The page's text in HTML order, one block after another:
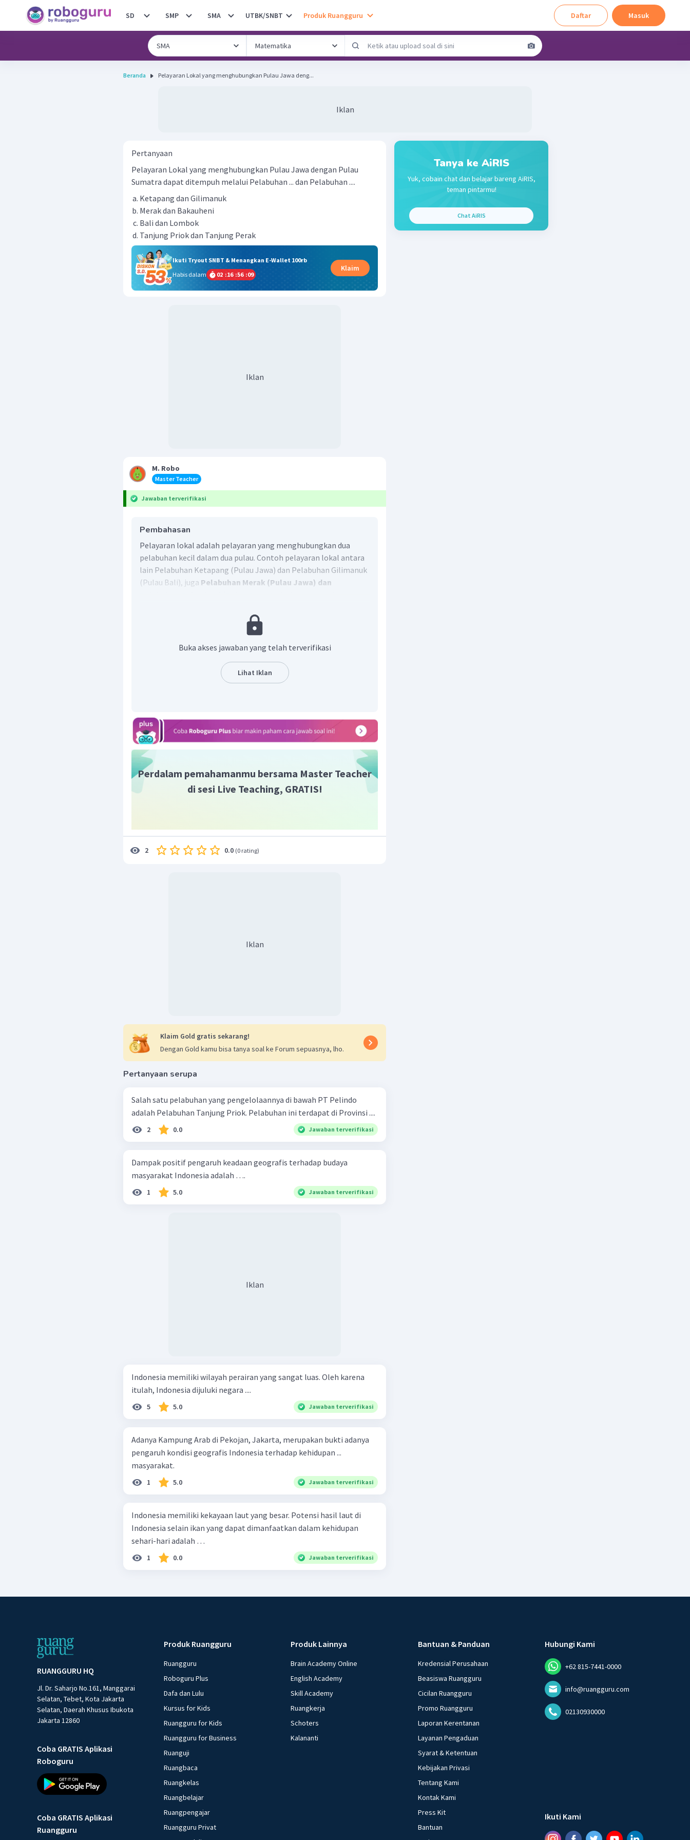
SD SMP SMA UTBK/SNBT Produk Ruangguru Daftar Masuk
Beranda Pelayaran Lokal yang menghubungkan Pulau Jawa deng...
Iklan
Pertanyaan
Pelayaran Lokal yang menghubungkan Pulau Jawa dengan Pulau
Sumatra dapat ditempuh melalui Pelabuhan ... dan Pelabuhan ....
Ketapang dan Gilimanuk
Merak dan Bakauheni
Bali dan Lombok
Tanjung Priok dan Tanjung Perak
Ikuti Tryout SNBT & Menangkan E-Wallet 100rb
Habis dalam
02 :16 :56 :09
Klaim
Iklan
M. Robo
Master Teacher
Jawaban terverifikasi
Pembahasan
Pelayaran lokal adalah pelayaran yang menghubungkan dua
pelabuhan kecil dalam dua pulau. Contoh pelayaran lokal antara
lain Pelabuhan Ketapang (Pulau Jawa) dan Pelabuhan Gilimanuk
(Pulau Bali), juga Pelabuhan Merak (Pulau Jawa) dan
Buka akses jawaban yang telah terverifikasi
Lihat Iklan
Perdalam pemahamanmu bersama Master Teacher
di sesi Live Teaching, GRATIS!
2 0.0 (0 rating)
Iklan
Klaim Gold gratis sekarang!
Dengan Gold kamu bisa tanya soal ke Forum sepuasnya, lho.
Pertanyaan serupa
Salah satu pelabuhan yang pengelolaannya di bawah PT Pelindo
adalah Pelabuhan Tanjung Priok. Pelabuhan ini terdapat di Provinsi ....
2 0.0 Jawaban terverifikasi
Dampak positif pengaruh keadaan geografis terhadap budaya
masyarakat Indonesia adalah ….
1 5.0 Jawaban terverifikasi
Iklan
Indonesia memiliki wilayah perairan yang sangat luas. Oleh karena
itulah, Indonesia dijuluki negara ....
5 5.0 Jawaban terverifikasi
Adanya Kampung Arab di Pekojan, Jakarta, merupakan bukti adanya
pengaruh kondisi geografis Indonesia terhadap kehidupan ...
masyarakat.
1 5.0 Jawaban terverifikasi
Indonesia memiliki kekayaan laut yang besar. Potensi hasil laut di
Indonesia selain ikan yang dapat dimanfaatkan dalam kehidupan
sehari-hari adalah …
1 0.0 Jawaban terverifikasi
Tanya ke AiRIS
Yuk, cobain chat dan belajar bareng AiRIS,
teman pintarmu!
Chat AiRIS
RUANGGURU HQ
Jl. Dr. Saharjo No.161, Manggarai
Selatan, Tebet, Kota Jakarta
Selatan, Daerah Khusus Ibukota
Jakarta 12860
Coba GRATIS Aplikasi
Roboguru
Coba GRATIS Aplikasi
Ruangguru
Produk Ruangguru
Ruangguru
Roboguru Plus
Dafa dan Lulu
Kursus for Kids
Ruangguru for Kids
Ruangguru for Business
Ruanguji
Ruangbaca
Ruangkelas
Ruangbelajar
Ruangpengajar
Ruangguru Privat
Produk Lainnya
Brain Academy Online
English Academy
Skill Academy
Ruangkerja
Schoters
Kalananti
Bantuan & Panduan
Kredensial Perusahaan
Beasiswa Ruangguru
Cicilan Ruangguru
Promo Ruangguru
Laporan Kerentanan
Layanan Pengaduan
Syarat & Ketentuan
Kebijakan Privasi
Tentang Kami
Kontak Kami
Press Kit
Bantuan
Hubungi Kami
+62 815-7441-0000
info@ruangguru.com
02130930000
Ikuti Kami